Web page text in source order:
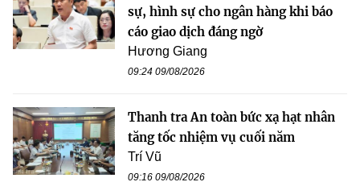
sự, hình sự cho ngân hàng khi báo
cáo giao dịch đáng ngờ
Hương Giang
09:24 09/08/2026
Thanh tra An toàn bức xạ hạt nhân
tăng tốc nhiệm vụ cuối năm
Trí Vũ
09:16 09/08/2026